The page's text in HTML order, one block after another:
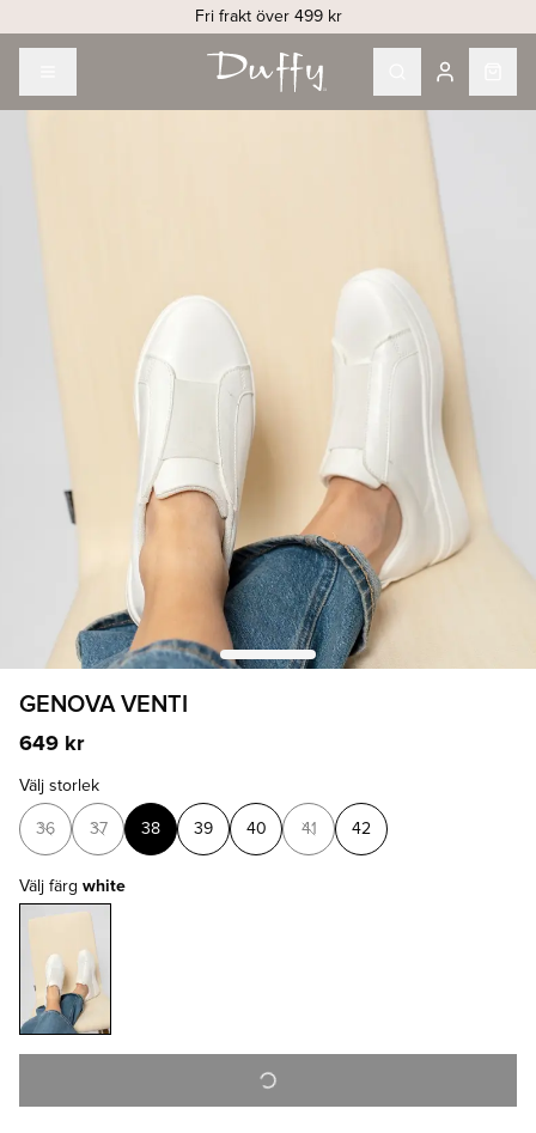
Fri frakt över 499 kr
GENOVA VENTI
649 kr
Välj storlek
36 37 38 39 40 41 42
Välj färg white